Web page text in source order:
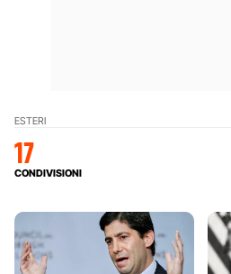
ESTERI
17
CONDIVISIONI